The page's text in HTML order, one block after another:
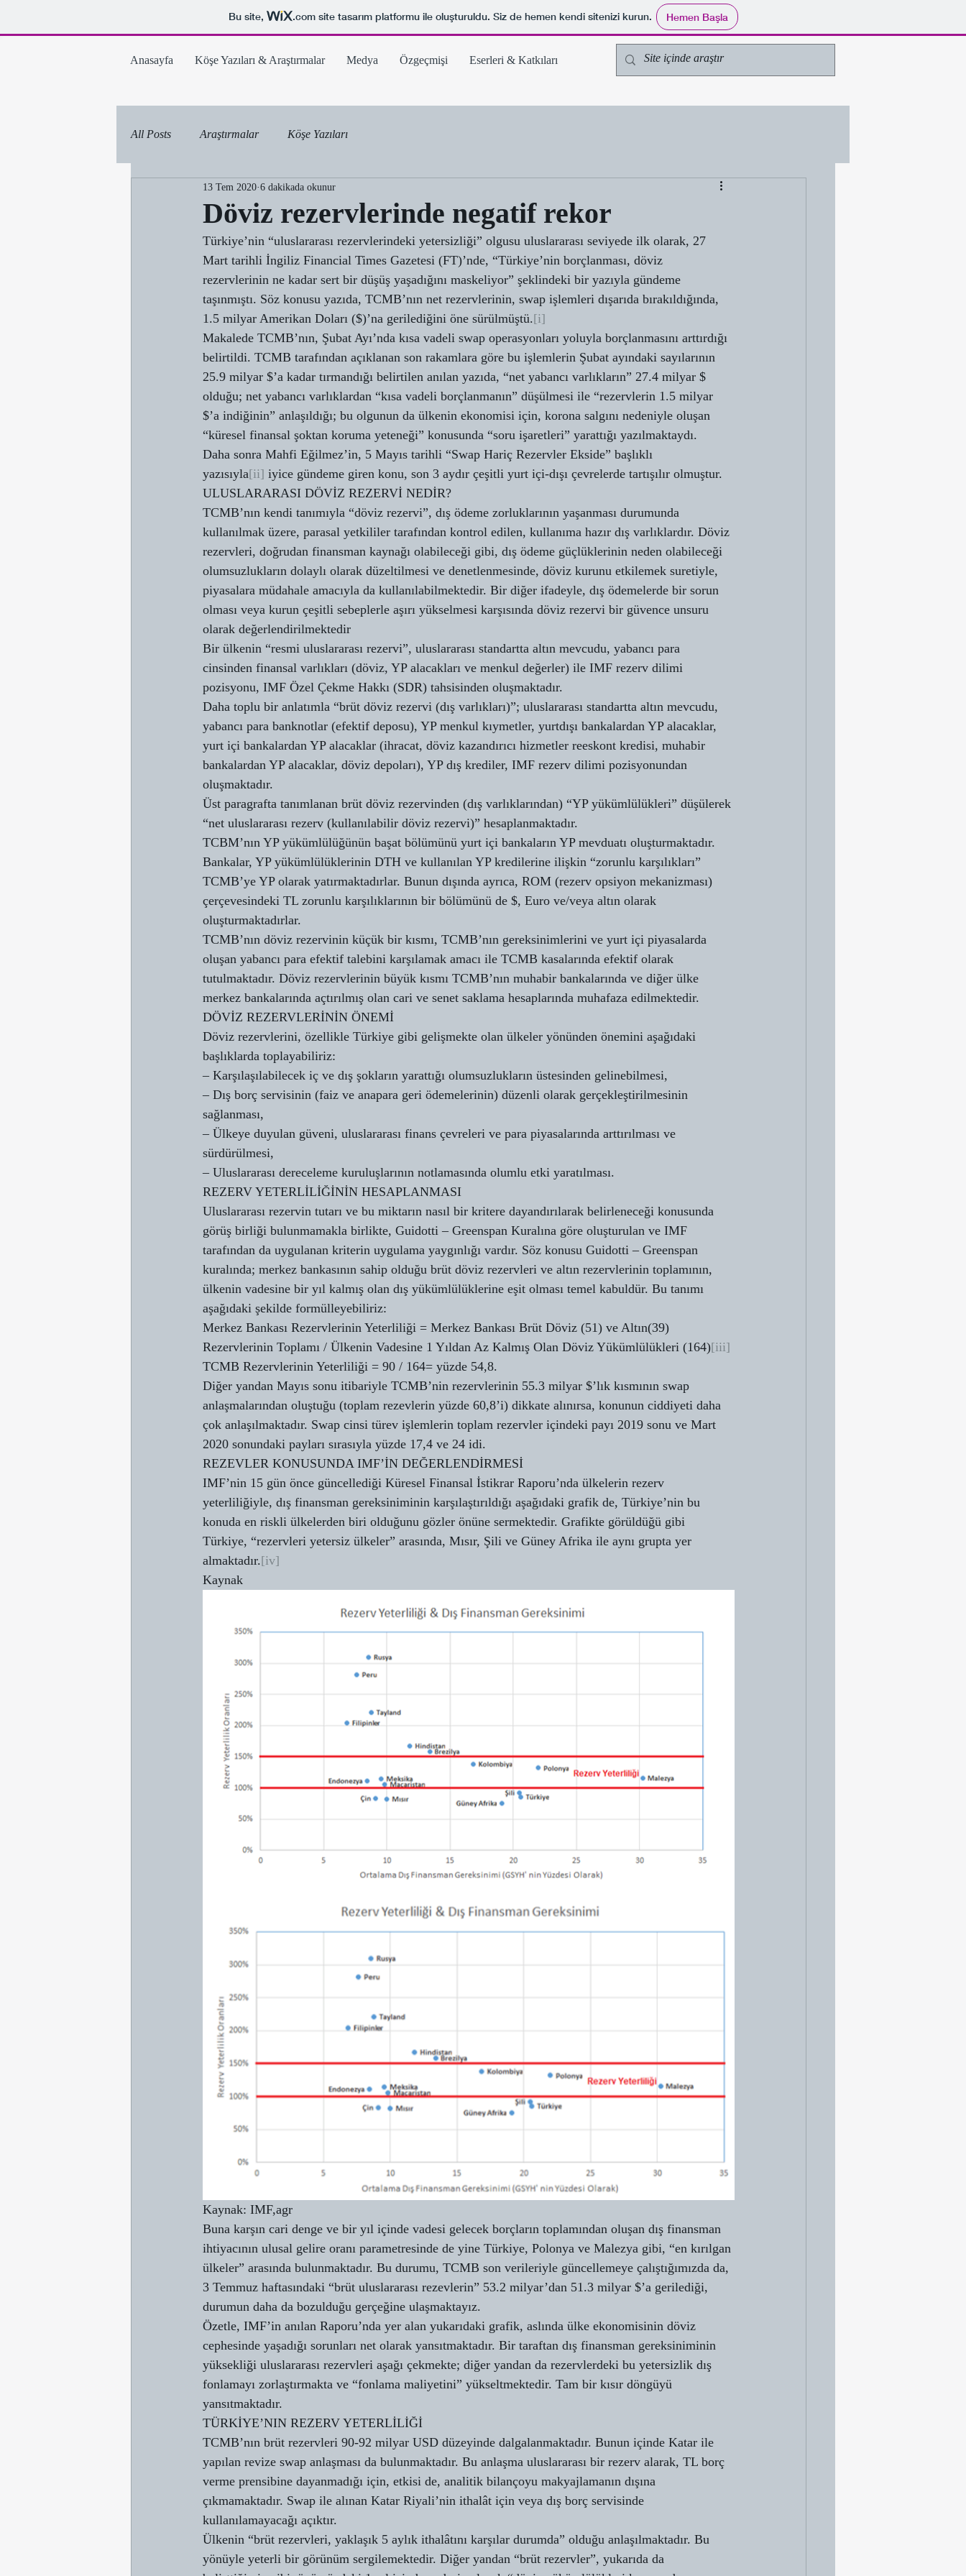
Bu site, .comsite tasarım platformu ile oluşturuldu. Siz de hemen kendi sitenizi kurun. Hemen Başla
Anasayfa Köşe Yazıları & Araştırmalar Medya Özgeçmişi Eserleri & Katkıları
All Posts Araştırmalar Köşe Yazıları
Döviz rezervlerinde negatif rekor
13 Tem 2020 6 dakikada okunur
Türkiye’nin “uluslararası rezervlerindeki yetersizliği” olgusu uluslararası seviyede ilk olarak, 27
Mart tarihli İngiliz Financial Times Gazetesi (FT)’nde, “Türkiye’nin borçlanması, döviz
rezervlerinin ne kadar sert bir düşüş yaşadığını maskeliyor” şeklindeki bir yazıyla gündeme
taşınmıştı. Söz konusu yazıda, TCMB’nın net rezervlerinin, swap işlemleri dışarıda bırakıldığında,
1.5 milyar Amerikan Doları ($)’na gerilediğini öne sürülmüştü.[i]
Makalede TCMB’nın, Şubat Ayı’nda kısa vadeli swap operasyonları yoluyla borçlanmasını arttırdığı
belirtildi. TCMB tarafından açıklanan son rakamlara göre bu işlemlerin Şubat ayındaki sayılarının
25.9 milyar $’a kadar tırmandığı belirtilen anılan yazıda, “net yabancı varlıkların” 27.4 milyar $
olduğu; net yabancı varlıklardan “kısa vadeli borçlanmanın” düşülmesi ile “rezervlerin 1.5 milyar
$’a indiğinin” anlaşıldığı; bu olgunun da ülkenin ekonomisi için, korona salgını nedeniyle oluşan
“küresel finansal şoktan koruma yeteneği” konusunda “soru işaretleri” yarattığı yazılmaktaydı.
Daha sonra Mahfi Eğilmez’in, 5 Mayıs tarihli “Swap Hariç Rezervler Ekside” başlıklı
yazısıyla[ii] iyice gündeme giren konu, son 3 aydır çeşitli yurt içi-dışı çevrelerde tartışılır olmuştur.
ULUSLARARASI DÖVİZ REZERVİ NEDİR?
TCMB’nın kendi tanımıyla “döviz rezervi”, dış ödeme zorluklarının yaşanması durumunda
kullanılmak üzere, parasal yetkililer tarafından kontrol edilen, kullanıma hazır dış varlıklardır. Döviz
rezervleri, doğrudan finansman kaynağı olabileceği gibi, dış ödeme güçlüklerinin neden olabileceği
olumsuzlukların dolaylı olarak düzeltilmesi ve denetlenmesinde, döviz kurunu etkilemek suretiyle,
piyasalara müdahale amacıyla da kullanılabilmektedir. Bir diğer ifadeyle, dış ödemelerde bir sorun
olması veya kurun çeşitli sebeplerle aşırı yükselmesi karşısında döviz rezervi bir güvence unsuru
olarak değerlendirilmektedir
Bir ülkenin “resmi uluslararası rezervi”, uluslararası standartta altın mevcudu, yabancı para
cinsinden finansal varlıkları (döviz, YP alacakları ve menkul değerler) ile IMF rezerv dilimi
pozisyonu, IMF Özel Çekme Hakkı (SDR) tahsisinden oluşmaktadır.
Daha toplu bir anlatımla “brüt döviz rezervi (dış varlıkları)”; uluslararası standartta altın mevcudu,
yabancı para banknotlar (efektif deposu), YP menkul kıymetler, yurtdışı bankalardan YP alacaklar,
yurt içi bankalardan YP alacaklar (ihracat, döviz kazandırıcı hizmetler reeskont kredisi, muhabir
bankalardan YP alacaklar, döviz depoları), YP dış krediler, IMF rezerv dilimi pozisyonundan
oluşmaktadır.
Üst paragrafta tanımlanan brüt döviz rezervinden (dış varlıklarından) “YP yükümlülükleri” düşülerek
“net uluslararası rezerv (kullanılabilir döviz rezervi)” hesaplanmaktadır.
TCBM’nın YP yükümlülüğünün başat bölümünü yurt içi bankaların YP mevduatı oluşturmaktadır.
Bankalar, YP yükümlülüklerinin DTH ve kullanılan YP kredilerine ilişkin “zorunlu karşılıkları”
TCMB’ye YP olarak yatırmaktadırlar. Bunun dışında ayrıca, ROM (rezerv opsiyon mekanizması)
çerçevesindeki TL zorunlu karşılıklarının bir bölümünü de $, Euro ve/veya altın olarak
oluşturmaktadırlar.
TCMB’nın döviz rezervinin küçük bir kısmı, TCMB’nın gereksinimlerini ve yurt içi piyasalarda
oluşan yabancı para efektif talebini karşılamak amacı ile TCMB kasalarında efektif olarak
tutulmaktadır. Döviz rezervlerinin büyük kısmı TCMB’nın muhabir bankalarında ve diğer ülke
merkez bankalarında açtırılmış olan cari ve senet saklama hesaplarında muhafaza edilmektedir.
DÖVİZ REZERVLERİNİN ÖNEMİ
Döviz rezervlerini, özellikle Türkiye gibi gelişmekte olan ülkeler yönünden önemini aşağıdaki
başlıklarda toplayabiliriz:
– Karşılaşılabilecek iç ve dış şokların yarattığı olumsuzlukların üstesinden gelinebilmesi,
– Dış borç servisinin (faiz ve anapara geri ödemelerinin) düzenli olarak gerçekleştirilmesinin
sağlanması,
– Ülkeye duyulan güveni, uluslararası finans çevreleri ve para piyasalarında arttırılması ve
sürdürülmesi,
– Uluslararası dereceleme kuruluşlarının notlamasında olumlu etki yaratılması.
REZERV YETERLİLİĞİNİN HESAPLANMASI
Uluslararası rezervin tutarı ve bu miktarın nasıl bir kritere dayandırılarak belirleneceği konusunda
görüş birliği bulunmamakla birlikte, Guidotti – Greenspan Kuralına göre oluşturulan ve IMF
tarafından da uygulanan kriterin uygulama yaygınlığı vardır. Söz konusu Guidotti – Greenspan
kuralında; merkez bankasının sahip olduğu brüt döviz rezervleri ve altın rezervlerinin toplamının,
ülkenin vadesine bir yıl kalmış olan dış yükümlülüklerine eşit olması temel kabuldür. Bu tanımı
aşağıdaki şekilde formülleyebiliriz:
Merkez Bankası Rezervlerinin Yeterliliği = Merkez Bankası Brüt Döviz (51) ve Altın(39)
Rezervlerinin Toplamı / Ülkenin Vadesine 1 Yıldan Az Kalmış Olan Döviz Yükümlülükleri (164)[iii]
TCMB Rezervlerinin Yeterliliği = 90 / 164= yüzde 54,8.
Diğer yandan Mayıs sonu itibariyle TCMB’nin rezervlerinin 55.3 milyar $’lık kısmının swap
anlaşmalarından oluştuğu (toplam rezevlerin yüzde 60,8’i) dikkate alınırsa, konunun ciddiyeti daha
çok anlaşılmaktadır. Swap cinsi türev işlemlerin toplam rezervler içindeki payı 2019 sonu ve Mart
2020 sonundaki payları sırasıyla yüzde 17,4 ve 24 idi.
REZEVLER KONUSUNDA IMF’İN DEĞERLENDİRMESİ
IMF’nin 15 gün önce güncellediği Küresel Finansal İstikrar Raporu’nda ülkelerin rezerv
yeterliliğiyle, dış finansman gereksiniminin karşılaştırıldığı aşağıdaki grafik de, Türkiye’nin bu
konuda en riskli ülkelerden biri olduğunu gözler önüne sermektedir. Grafikte görüldüğü gibi
Türkiye, “rezervleri yetersiz ülkeler” arasında, Mısır, Şili ve Güney Afrika ile aynı grupta yer
almaktadır.[iv]
Kaynak
Kaynak: IMF,agr
Buna karşın cari denge ve bir yıl içinde vadesi gelecek borçların toplamından oluşan dış finansman
ihtiyacının ulusal gelire oranı parametresinde de yine Türkiye, Polonya ve Malezya gibi, “en kırılgan
ülkeler” arasında bulunmaktadır. Bu durumu, TCMB son verileriyle güncellemeye çalıştığımızda da,
3 Temmuz haftasındaki “brüt uluslararası rezevlerin” 53.2 milyar’dan 51.3 milyar $’a gerilediği,
durumun daha da bozulduğu gerçeğine ulaşmaktayız.
Özetle, IMF’in anılan Raporu’nda yer alan yukarıdaki grafik, aslında ülke ekonomisinin döviz
cephesinde yaşadığı sorunları net olarak yansıtmaktadır. Bir taraftan dış finansman gereksiniminin
yüksekliği uluslararası rezervleri aşağı çekmekte; diğer yandan da rezervlerdeki bu yetersizlik dış
fonlamayı zorlaştırmakta ve “fonlama maliyetini” yükseltmektedir. Tam bir kısır döngüyü
yansıtmaktadır.
TÜRKİYE’NIN REZERV YETERLİLİĞİ
TCMB’nın brüt rezervleri 90-92 milyar USD düzeyinde dalgalanmaktadır. Bunun içinde Katar ile
yapılan revize swap anlaşması da bulunmaktadır. Bu anlaşma uluslararası bir rezerv alarak, TL borç
verme prensibine dayanmadığı için, etkisi de, analitik bilançoyu makyajlamanın dışına
çıkmamaktadır. Swap ile alınan Katar Riyali’nin ithalât için veya dış borç servisinde
kullanılamayacağı açıktır.
Ülkenin “brüt rezervleri, yaklaşık 5 aylık ithalâtını karşılar durumda” olduğu anlaşılmaktadır. Bu
yönüyle yeterli bir görünüm sergilemektedir. Diğer yandan “brüt rezervler”, yukarıda da